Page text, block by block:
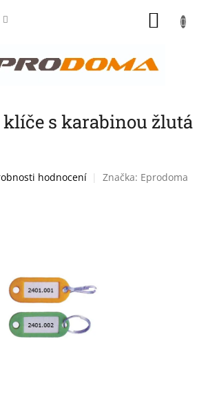
s karabinou žlutá
hodnocení Značka: Eprodoma